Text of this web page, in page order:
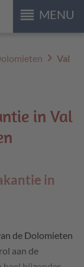
reorder MENU
chevron_right Val
in Val
in
de Dolomieten
aan de